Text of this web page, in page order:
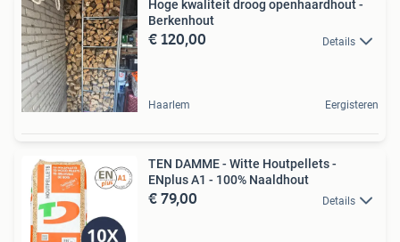
Hoge kwaliteit droog openhaardhout -
Berkenhout
€ 120,00 Details
Haarlem Eergisteren
TEN DAMME - Witte Houtpellets -
ENplus A1 - 100% Naaldhout
€ 79,00 Details